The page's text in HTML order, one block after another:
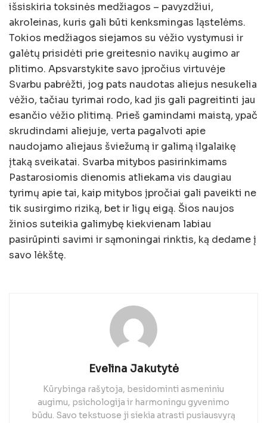
išsiskiria toksinės medžiagos – pavyzdžiui,
akroleinas, kuris gali būti kenksmingas ląstelėms.
Tokios medžiagos siejamos su vėžio vystymusi ir
galėtų prisidėti prie greitesnio navikų augimo ar
plitimo. Apsvarstykite savo įpročius virtuvėje
Svarbu pabrėžti, jog pats naudotas aliejus nesukelia
vėžio, tačiau tyrimai rodo, kad jis gali pagreitinti jau
esančio vėžio plitimą. Prieš gamindami maistą, ypač
skrudindami aliejuje, verta pagalvoti apie
naudojamo aliejaus šviežumą ir galimą ilgalaikę
įtaką sveikatai. Svarba mitybos pasirinkimams
Pastarosiomis dienomis atliekama vis daugiau
tyrimų apie tai, kaip mitybos įpročiai gali paveikti ne
tik susirgimo riziką, bet ir ligų eigą. Šios naujos
žinios suteikia galimybę kiekvienam labiau
pasirūpinti savimi ir sąmoningai rinktis, ką dedame į
savo lėkštę.
Evelina Jakutytė
Kūrybinga rašytoja, besidominti asmeniniu
augimu, psichologija ir harmoningu gyvenimo
būdu. Savo tekstuose ji siekia atrasti pusiausvyrą